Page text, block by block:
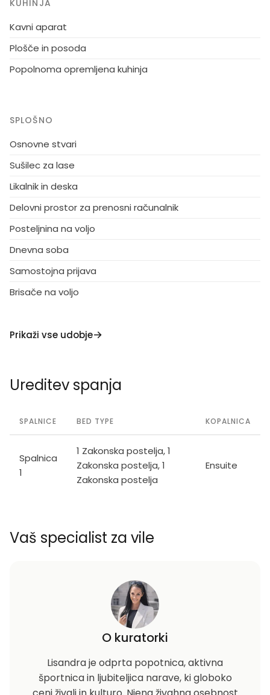
km, Nilsiä 13 km, Kuopio 65 km, nakupovalno središče
Matkus 70 km. Vsaka rezervacija se začne ob 16.00 in
konča ob 12.00 (tudi med vikendi). Sosednja vila je št.
11668, razdalja 10 metrov.
KUHINJA
Kavni aparat
Plošče in posoda
Popolnoma opremljena kuhinja
SPLOŠNO
Osnovne stvari
Sušilec za lase
Likalnik in deska
Delovni prostor za prenosni računalnik
Posteljnina na voljo
Dnevna soba
Samostojna prijava
Brisače na voljo
Prikaži vse udobje
Ureditev spanja
SPALNICE BED TYPE KOPALNICA
Spalnica
1
1 Zakonska postelja, 1
Zakonska postelja, 1
Zakonska postelja
Ensuite
Vaš specialist za vile
O kuratorki
Lisandra je odprta popotnica, aktivna
športnica in ljubiteljica narave, ki globoko